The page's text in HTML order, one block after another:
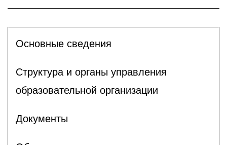
Основные сведения
Структура и органы управления
образовательной организации
Документы